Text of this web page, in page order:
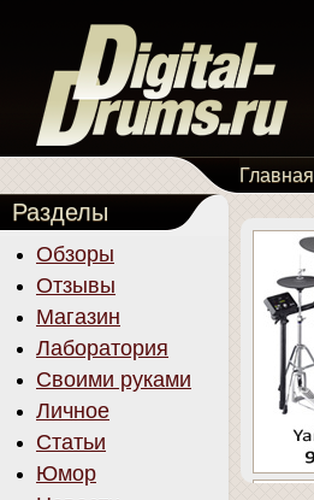
Главная
Разделы
Обзоры
Отзывы
Магазин
Лаборатория
Своими руками
Личное
Статьи
Юмор